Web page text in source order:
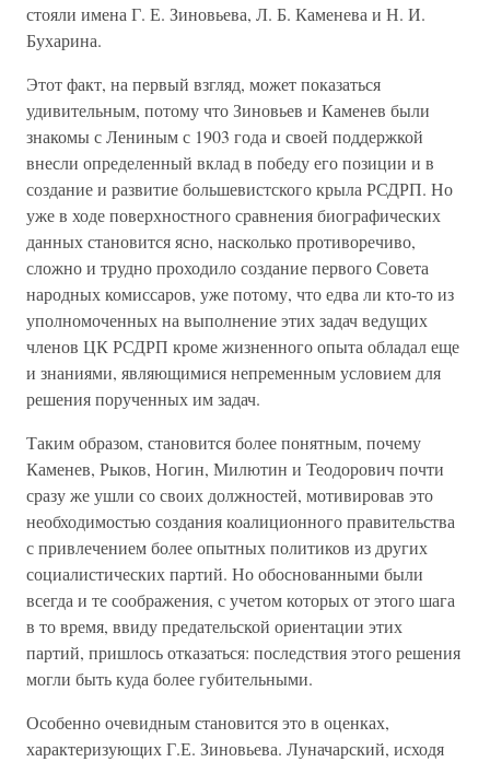
стояли имена Г. Е. Зиновьева, Л. Б. Каменева и Н. И.
Бухарина.
Этот факт, на первый взгляд, может показаться
удивительным, потому что Зиновьев и Каменев были
знакомы с Лениным с 1903 года и своей поддержкой
внесли определенный вклад в победу его позиции и в
создание и развитие большевистского крыла РСДРП. Но
уже в ходе поверхностного сравнения биографических
данных становится ясно, насколько противоречиво,
сложно и трудно проходило создание первого Совета
народных комиссаров, уже потому, что едва ли кто-то из
уполномоченных на выполнение этих задач ведущих
членов ЦК РСДРП кроме жизненного опыта обладал еще
и знаниями, являющимися непременным условием для
решения порученных им задач.
Таким образом, становится более понятным, почему
Каменев, Рыков, Ногин, Милютин и Теодорович почти
сразу же ушли со своих должностей, мотивировав это
необходимостью создания коалиционного правительства
с привлечением более опытных политиков из других
социалистических партий. Но обоснованными были
всегда и те соображения, с учетом которых от этого шага
в то время, ввиду предательской ориентации этих
партий, пришлось отказаться: последствия этого решения
могли быть куда более губительными.
Особенно очевидным становится это в оценках,
характеризующих Г.Е. Зиновьева. Луначарский, исходя